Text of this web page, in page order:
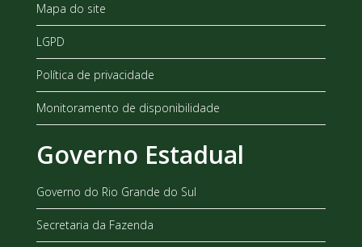
Mapa do site
LGPD
Política de privacidade
Monitoramento de disponibilidade
Governo Estadual
Governo do Rio Grande do Sul
Secretaria da Fazenda